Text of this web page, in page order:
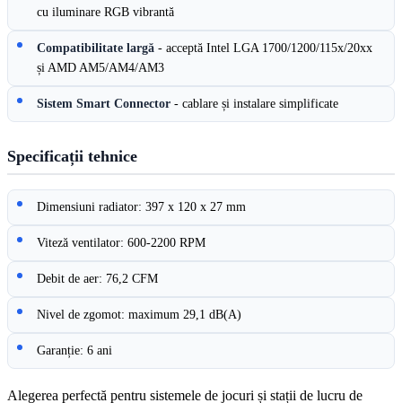
cu iluminare RGB vibrantă
Compatibilitate largă - acceptă Intel LGA 1700/1200/115x/20xx
și AMD AM5/AM4/AM3
Sistem Smart Connector - cablare și instalare simplificate
Specificații tehnice
Dimensiuni radiator: 397 x 120 x 27 mm
Viteză ventilator: 600-2200 RPM
Debit de aer: 76,2 CFM
Nivel de zgomot: maximum 29,1 dB(A)
Garanție: 6 ani
Alegerea perfectă pentru sistemele de jocuri și stații de lucru de